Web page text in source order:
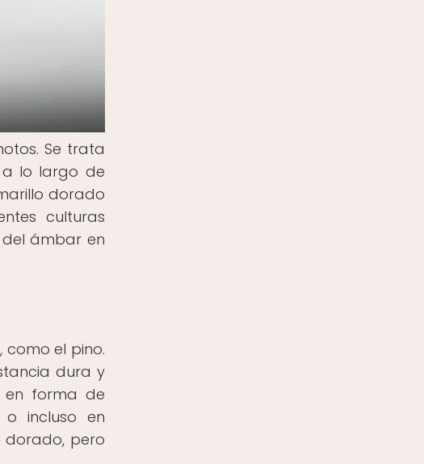
Se trata
a lo largo de
dorado
culturas
del ámbar en
el pino.
dura y
en forma de
o incluso en
dorado, pero